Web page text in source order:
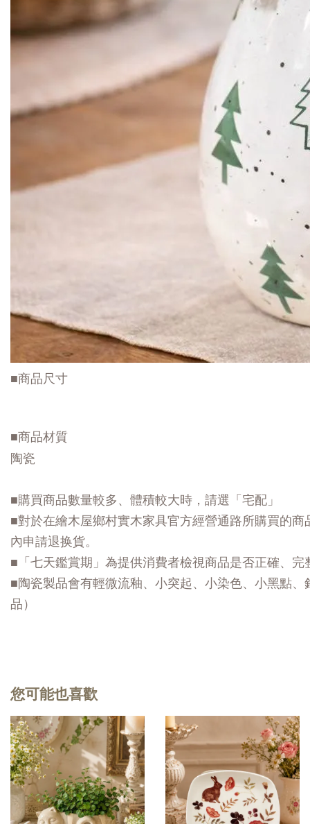
■商品尺寸
■商品材質
陶瓷
■購買商品數量較多、體積較大時，請選「宅配」
■對於在繪木屋鄉村實木家具官方經營通路所購買的
內申請退换貨。
■「七天鑑賞期」為提供消費者檢視商品是否正確、
■陶瓷製品會有輕微流釉、小突起、小染色、小黑點
品）
您可能也喜歡